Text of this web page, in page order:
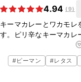
4.94 (9)
キーマカレーとワカモレ
す。ピリ辛なキーマカレ
泉卵が絡み、たまらな
ひお試しくださいね。
#ピーマン #レタス